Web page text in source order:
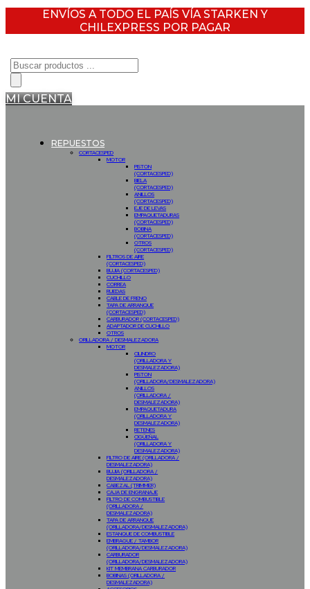
ENVÍOS A TODO EL PAÍS VÍA STARKEN Y
CHILEXPRESS POR PAGAR
Búsqueda
de
productos
MI CUENTA
REPUESTOS
CORTACESPED
MOTOR
PISTON
(CORTACESPED)
BIELA
(CORTACESPED)
ANILLOS
(CORTACESPED)
EJE DE LEVAS
EMPAQUETADURAS
(CORTACESPED)
BOBINA
(CORTACESPED)
OTROS
(CORTACESPED)
FILTROS DE AIRE
(CORTACESPED)
BUJIA (CORTACESPED)
CUCHILLO
CORREA
RUEDAS
CABLE DE FRENO
TAPA DE ARRANQUE
(CORTACESPED)
CARBURADOR (CORTACESPED)
ADAPTADOR DE CUCHILLO
OTROS
ORILLADORA / DESMALEZADORA
MOTOR
CILINDRO
(ORILLADORA Y
DESMALEZADORA)
PISTON
(ORILLADORA/DESMALEZADORA)
ANILLOS
(ORILLADORA /
DESMALEZADORA)
EMPAQUETADURA
(ORILLADORA Y
DESMALEZADORA)
RETENES
CIGÜEÑAL
(ORILLADORA Y
DESMALEZADORA)
FILTRO DE AIRE (ORILLADORA /
DESMALEZADORA)
BUJIA (ORILLADORA /
DESMALEZADORA)
CABEZAL (TRIMMER)
CAJA DE ENGRANAJE
FILTRO DE COMBUSTIBLE
(ORILLADORA /
DESMALEZADORA)
TAPA DE ARRANQUE
(ORILLADORA/DESMALEZADORA)
ESTANQUE DE COMBUSTIBLE
EMBRAGUE / TAMBOR
(ORILLADORA/DESMALEZADORA)
CARBURADOR
(ORILLADORA/DESMALEZADORA)
KIT MEMBRANA CARBURADOR
BOBINAS (ORILLADORA /
DESMALEZADORA)